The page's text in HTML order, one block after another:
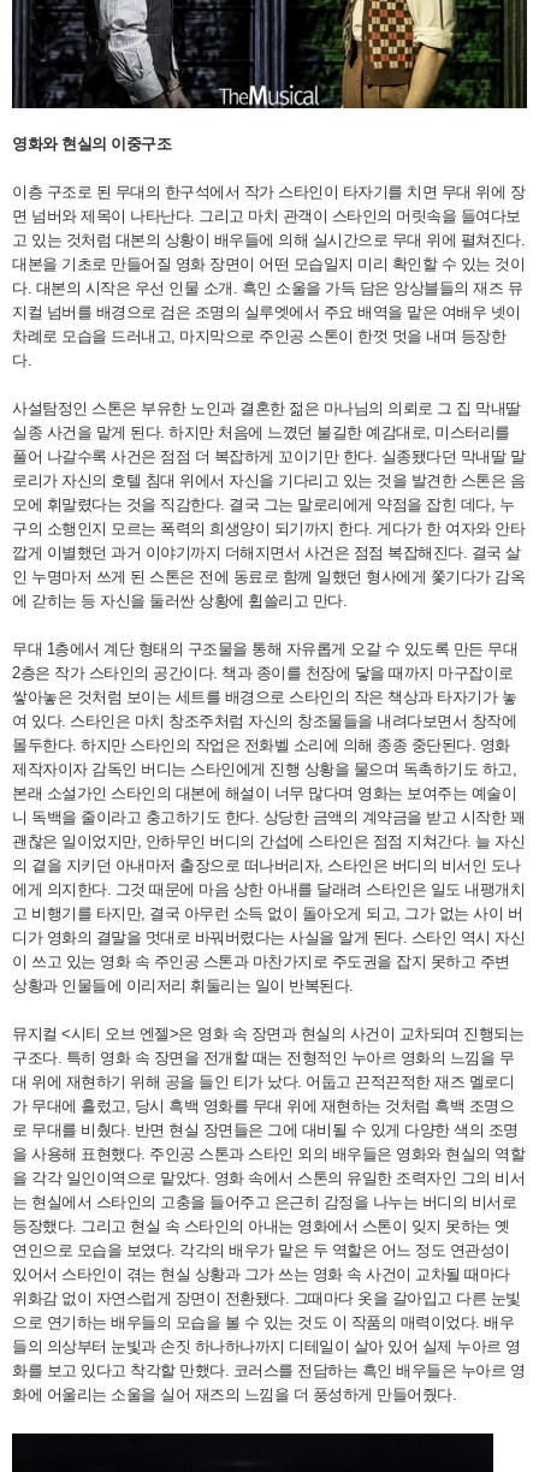
영화와 현실의 이중구조
이층 구조로 된 무대의 한구석에서 작가 스타인이 타자기를 치면 무대 위에 장
면 넘버와 제목이 나타난다. 그리고 마치 관객이 스타인의 머릿속을 들여다보
고 있는 것처럼 대본의 상황이 배우들에 의해 실시간으로 무대 위에 펼쳐진다.
대본을 기초로 만들어질 영화 장면이 어떤 모습일지 미리 확인할 수 있는 것이
다. 대본의 시작은 우선 인물 소개. 흑인 소울을 가득 담은 앙상블들의 재즈 뮤
지컬 넘버를 배경으로 검은 조명의 실루엣에서 주요 배역을 맡은 여배우 넷이
차례로 모습을 드러내고, 마지막으로 주인공 스톤이 한껏 멋을 내며 등장한
다.
사설탐정인 스톤은 부유한 노인과 결혼한 젊은 마나님의 의뢰로 그 집 막내딸
실종 사건을 맡게 된다. 하지만 처음에 느꼈던 불길한 예감대로, 미스터리를
풀어 나갈수록 사건은 점점 더 복잡하게 꼬이기만 한다. 실종됐다던 막내딸 말
로리가 자신의 호텔 침대 위에서 자신을 기다리고 있는 것을 발견한 스톤은 음
모에 휘말렸다는 것을 직감한다. 결국 그는 말로리에게 약점을 잡힌 데다, 누
구의 소행인지 모르는 폭력의 희생양이 되기까지 한다. 게다가 한 여자와 안타
깝게 이별했던 과거 이야기까지 더해지면서 사건은 점점 복잡해진다. 결국 살
인 누명마저 쓰게 된 스톤은 전에 동료로 함께 일했던 형사에게 쫓기다가 감옥
에 갇히는 등 자신을 둘러싼 상황에 휩쓸리고 만다.
무대 1층에서 계단 형태의 구조물을 통해 자유롭게 오갈 수 있도록 만든 무대
2층은 작가 스타인의 공간이다. 책과 종이를 천장에 닿을 때까지 마구잡이로
쌓아놓은 것처럼 보이는 세트를 배경으로 스타인의 작은 책상과 타자기가 놓
여 있다. 스타인은 마치 창조주처럼 자신의 창조물들을 내려다보면서 창작에
몰두한다. 하지만 스타인의 작업은 전화벨 소리에 의해 종종 중단된다. 영화
제작자이자 감독인 버디는 스타인에게 진행 상황을 물으며 독촉하기도 하고,
본래 소설가인 스타인의 대본에 해설이 너무 많다며 영화는 보여주는 예술이
니 독백을 줄이라고 충고하기도 한다. 상당한 금액의 계약금을 받고 시작한 꽤
괜찮은 일이었지만, 안하무인 버디의 간섭에 스타인은 점점 지쳐간다. 늘 자신
의 곁을 지키던 아내마저 출장으로 떠나버리자, 스타인은 버디의 비서인 도나
에게 의지한다. 그것 때문에 마음 상한 아내를 달래려 스타인은 일도 내팽개치
고 비행기를 타지만, 결국 아무런 소득 없이 돌아오게 되고, 그가 없는 사이 버
디가 영화의 결말을 멋대로 바꿔버렸다는 사실을 알게 된다. 스타인 역시 자신
이 쓰고 있는 영화 속 주인공 스톤과 마찬가지로 주도권을 잡지 못하고 주변
상황과 인물들에 이리저리 휘둘리는 일이 반복된다.
뮤지컬 <시티 오브 엔젤>은 영화 속 장면과 현실의 사건이 교차되며 진행되는
구조다. 특히 영화 속 장면을 전개할 때는 전형적인 누아르 영화의 느낌을 무
대 위에 재현하기 위해 공을 들인 티가 났다. 어둡고 끈적끈적한 재즈 멜로디
가 무대에 흘렀고, 당시 흑백 영화를 무대 위에 재현하는 것처럼 흑백 조명으
로 무대를 비췄다. 반면 현실 장면들은 그에 대비될 수 있게 다양한 색의 조명
을 사용해 표현했다. 주인공 스톤과 스타인 외의 배우들은 영화와 현실의 역할
을 각각 일인이역으로 맡았다. 영화 속에서 스톤의 유일한 조력자인 그의 비서
는 현실에서 스타인의 고충을 들어주고 은근히 감정을 나누는 버디의 비서로
등장했다. 그리고 현실 속 스타인의 아내는 영화에서 스톤이 잊지 못하는 옛
연인으로 모습을 보였다. 각각의 배우가 맡은 두 역할은 어느 정도 연관성이
있어서 스타인이 겪는 현실 상황과 그가 쓰는 영화 속 사건이 교차될 때마다
위화감 없이 자연스럽게 장면이 전환됐다. 그때마다 옷을 갈아입고 다른 눈빛
으로 연기하는 배우들의 모습을 볼 수 있는 것도 이 작품의 매력이었다. 배우
들의 의상부터 눈빛과 손짓 하나하나까지 디테일이 살아 있어 실제 누아르 영
화를 보고 있다고 착각할 만했다. 코러스를 전담하는 흑인 배우들은 누아르 영
화에 어울리는 소울을 실어 재즈의 느낌을 더 풍성하게 만들어줬다.